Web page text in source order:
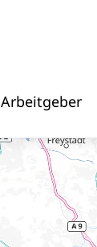
Arbeitgeber